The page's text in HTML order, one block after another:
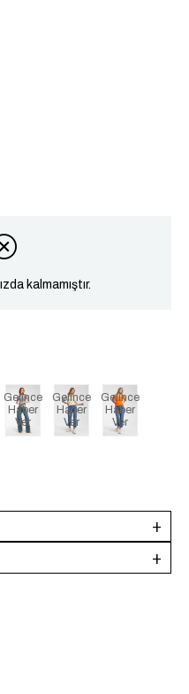
kalmamıştır.
Gelince
Haber
Ver
Gelince
Haber
Ver
Gelince
Haber
Ver